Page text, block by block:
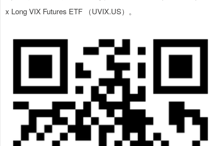
x Long VIX Futures ETF （UVIX.US）。